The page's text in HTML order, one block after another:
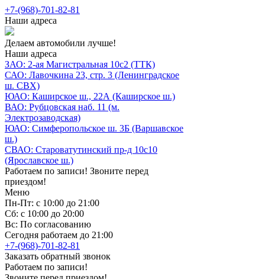
+7-(968)-701-82-81
Наши адреса
Делаем автомобили лучше!
Наши адреса
ЗАО: 2-ая Магистральная 10с2 (ТТК)
САО: Лавочкина 23, стр. 3 (Ленинградское
ш. СВХ)
ЮАО: Каширское ш., 22А (Каширское ш.)
ВАО: Рубцовская наб. 11 (м.
Электрозаводская)
ЮАО: Симферопольское ш. 3Б (Варшавское
ш.)
СВАО: Староватутинский пр-д 10с10
(Ярославское ш.)
Работаем по записи! Звоните перед
приездом!
Меню
Пн-Пт: с 10:00 до 21:00
Сб: с 10:00 до 20:00
Вс: По согласованию
Сегодня работаем до 21:00
+7-(968)-701-82-81
Заказать обратный звонок
Работаем по записи!